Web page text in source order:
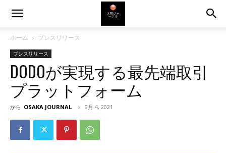
ホーム プレスリリース
プレスリリース
DODOが実現する最先端取引
プラットフォーム
から OSAKA JOURNAL 9月 4, 2021